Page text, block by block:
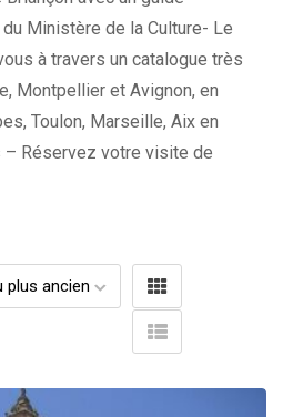
Ministère de la Culture- Le
à travers un catalogue très
Montpellier et Avignon, en
Toulon, Marseille, Aix en
– Réservez votre visite de